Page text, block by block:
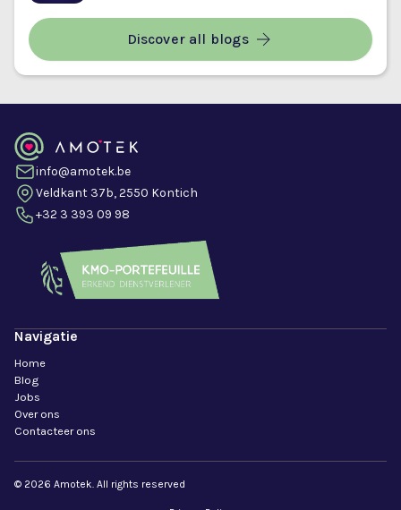
Discover all blogs
info@amotek.be
Veldkant 37b, 2550 Kontich
+32 3 393 09 98
Navigatie
Home
Blog
Jobs
Over ons
Contacteer ons
© 2026 Amotek. All rights reserved